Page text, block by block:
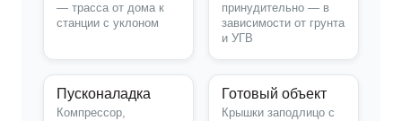
— трасса от дома к
станции с уклоном
принудительно — в
зависимости от грунта
и УГВ
Пусконаладка
Компрессор,
Готовый объект
Крышки заподлицо с